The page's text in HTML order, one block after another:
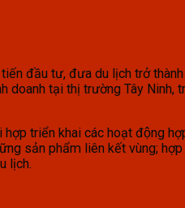
đầu tư, đưa du lịch trở
doanh tại thị trường Tây Ninh,
triển khai các hoạt động
sản phẩm liên kết vùng;
lịch.